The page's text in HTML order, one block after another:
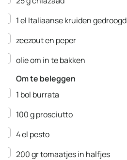
▢
1el Italiaanse kruidengedroogd
▢
zeezout en peper
▢
olie om in te bakken
Om te beleggen
▢
1 bol burrata
▢
100gprosciutto
▢
4el pesto
▢
200grtomaatjesin halfjes